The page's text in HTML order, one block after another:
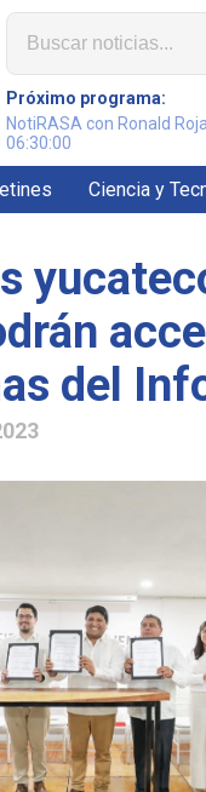
Próximo programa:
NotiRASA con Ronald
06:30:00
Ciencia y
del